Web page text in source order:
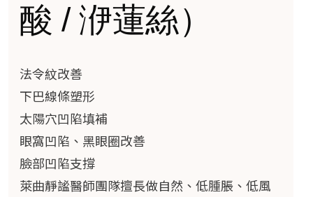
酸 / 洢蓮絲）
法令紋改善
下巴線條塑形
太陽穴凹陷填補
眼窩凹陷、黑眼圈改善
臉部凹陷支撐
萊曲靜謐醫師團隊擅長做自然、低腫脹、低風